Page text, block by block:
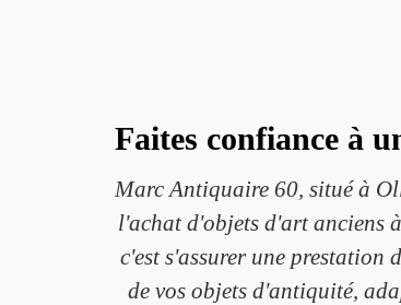
Faites confiance à
Marc Antiquaire 60, situé à
l'achat d'objets d'art anciens
c'est s'assurer une prestation
de vos objets d'antiquité,